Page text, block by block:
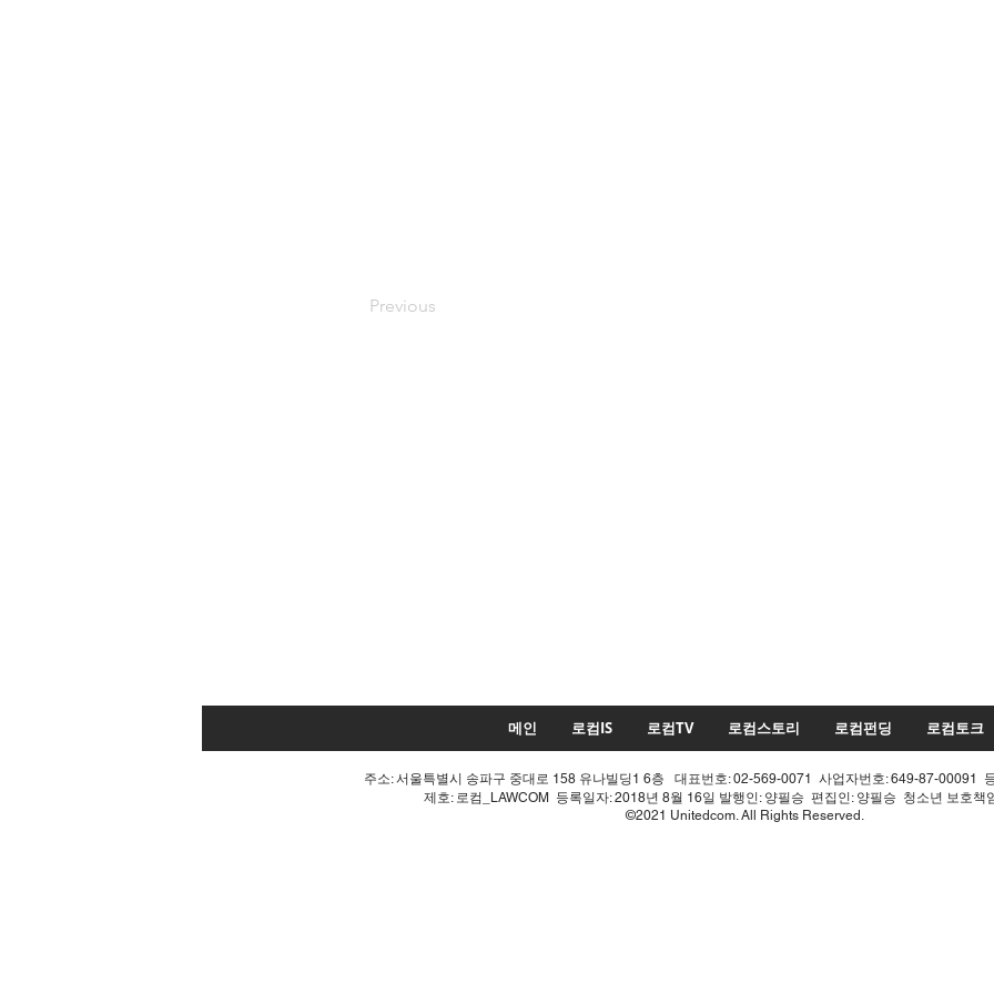
Previous
메인 로컴IS 로컴TV 로컴스토리 로컴펀딩 로컴토크
주소: 서울특별시 송파구 중대로 158 유나빌딩1 6층 대표번호: 02-569-0071 사업자번호: 649-87-00091
제호: 로컴_LAWCOM 등록일자: 2018년 8월 16일 발행인: 양필승 편집인: 양필승 청소년 보호
©2021 Unitedcom. All Rights Reserved.